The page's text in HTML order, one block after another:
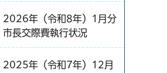
2026年（令和8年）1月分
市長交際費執行状況
2025年（令和7年）12月